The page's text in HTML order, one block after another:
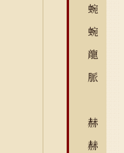
蜿
蜿
龍
脈
赫
赫